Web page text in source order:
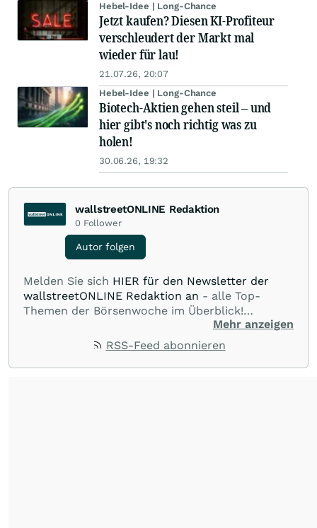
Hebel-Idee | Long-Chance
Jetzt kaufen? Diesen KI-Profiteur
verschleudert der Markt mal
wieder für lau!
21.07.26, 20:07
Hebel-Idee | Long-Chance
Biotech-Aktien gehen steil – und
hier gibt's noch richtig was zu
holen!
30.06.26, 19:32
wallstreetONLINE Redaktion
0 Follower
Autor folgen
Melden Sie sich HIER für den Newsletter der
wallstreetONLINE Redaktion an - alle Top-
Themen der Börsenwoche im Überblick!
Verpassen Sie kein wichtiges Anleger-Thema!Für
Beiträge auf diesem journalistischen Channel ist
Redaktion verantwortlich. Die Fachjournalisten
Mehr anzeigen
RSS-Feed abonnieren